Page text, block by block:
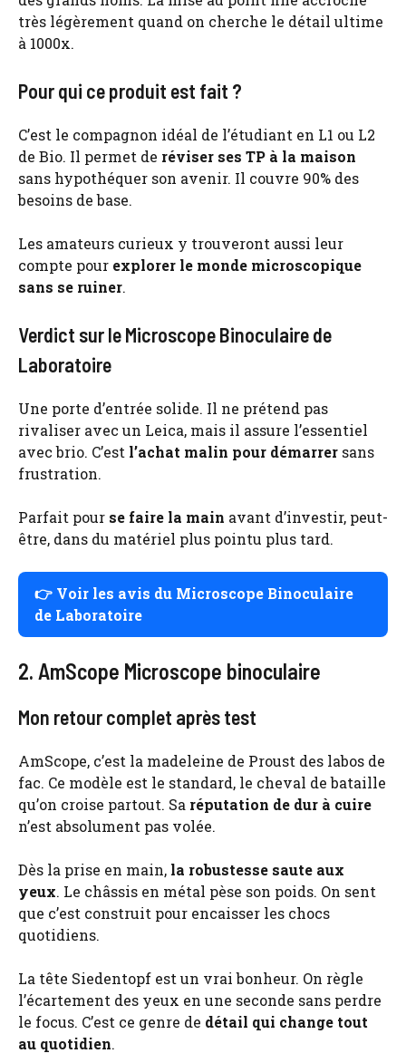
très légèrement quand on cherche le détail ultime
à 1000x.
Pour qui ce produit est fait ?
C’est le compagnon idéal de l’étudiant en L1 ou L2
de Bio. Il permet de réviser ses TP à la maison
sans hypothéquer son avenir. Il couvre 90% des
besoins de base.
Les amateurs curieux y trouveront aussi leur
compte pour explorer le monde microscopique
sans se ruiner.
Verdict sur le Microscope Binoculaire de
Laboratoire
Une porte d’entrée solide. Il ne prétend pas
rivaliser avec un Leica, mais il assure l’essentiel
avec brio. C’est l’achat malin pour démarrer sans
frustration.
Parfait pour se faire la main avant d’investir, peut-
être, dans du matériel plus pointu plus tard.
👉 Voir les avis du Microscope Binoculaire
de Laboratoire
2. AmScope Microscope binoculaire
Mon retour complet après test
AmScope, c’est la madeleine de Proust des labos de
fac. Ce modèle est le standard, le cheval de bataille
qu’on croise partout. Sa réputation de dur à cuire
n’est absolument pas volée.
Dès la prise en main, la robustesse saute aux
yeux. Le châssis en métal pèse son poids. On sent
que c’est construit pour encaisser les chocs
quotidiens.
La tête Siedentopf est un vrai bonheur. On règle
l’écartement des yeux en une seconde sans perdre
le focus. C’est ce genre de détail qui change tout
au quotidien.